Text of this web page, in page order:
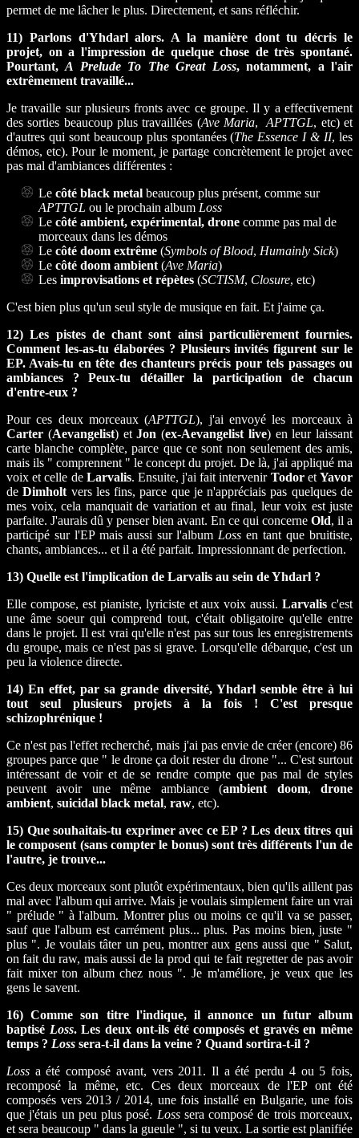
permet de me lâcher le plus. Directement, et sans réfléchir.
11) Parlons d'Yhdarl alors. A la manière dont tu décris le
projet, on a l'impression de quelque chose de très spontané.
Pourtant,A Prelude To The Great Loss, notamment, a l'air
extrêmement travaillé...
Je travaille sur plusieurs fronts avec ce groupe. Il y a effectivement
des sorties beaucoup plus travaillées (Ave Maria,APTTGL, etc) et
d'autres qui sont beaucoup plus spontanées (The Essence I & II, les
démos, etc). Pour le moment, je partage concrètement le projet avec
pas mal d'ambiances différentes :
Le côté black metal beaucoup plus présent, comme sur
APTTGL ou le prochain album Loss
Le côté ambient, expérimental, drone comme pas mal de
morceaux dans les démos
Le côté doom extrême (Symbols of Blood, Humainly Sick)
Le côté doom ambient (Ave Maria)
Les improvisations et répètes (SCTISM, Closure, etc)
C'est bien plus qu'un seul style de musique en fait. Et j'aime ça.
12) Les pistes de chant sont ainsi particulièrement fournies.
Comment les-as-tu élaborées ? Plusieurs invités figurent sur le
EP. Avais-tu en tête des chanteurs précis pour tels passages ou
ambiances ? Peux-tu détailler la participation de chacun
d'entre-eux ?
Pour ces deux morceaux (APTTGL), j'ai envoyé les morceaux à
Carter (Aevangelist) etJon (ex-Aevangelist live) en leur laissant
carte blanche complète, parce que ce sont non seulement des amis,
mais ils " comprennent " le concept du projet. De là, j'ai appliqué ma
voix et celle de Larvalis. Ensuite, j'ai fait intervenir TodoretYavor
deDimholt vers les fins, parce que je n'appréciais pas quelques de
mes voix, cela manquait de variation et au final, leur voix est juste
parfaite. J'aurais dû y penser bien avant. En ce qui concerne Old, il a
participé sur l'EP mais aussi sur l'album Loss en tant que bruitiste,
chants, ambiances... et il a été parfait. Impressionnant de perfection.
13) Quelle est l'implication de Larvalis au sein de Yhdarl ?
Elle compose, est pianiste, lyriciste et aux voix aussi.Larvalis c'est
une âme soeur qui comprend tout, c'était obligatoire qu'elle entre
dans le projet. Il est vrai qu'elle n'est pas sur tous les enregistrements
du groupe, mais ce n'est pas si grave. Lorsqu'elle débarque, c'est un
peu la violence directe.
14) En effet, par sa grande diversité, Yhdarl semble être à lui
tout seul plusieurs projets à la fois ! C'est presque
schizophrénique !
Ce n'est pas l'effet recherché, mais j'ai pas envie de créer (encore) 86
groupes parce que " le drone ça doit rester du drone "... C'est surtout
intéressant de voir et de se rendre compte que pas mal de styles
peuvent avoir une même ambiance (ambient doom,drone
ambient, suicidal black metal, raw, etc).
15) Que souhaitais-tu exprimer avec ce EP ? Les deux titres qui
le composent (sans compter le bonus) sont très différents l'un de
l'autre, je trouve...
Ces deux morceaux sont plutôt expérimentaux, bien qu'ils aillent pas
mal avec l'album qui arrive. Mais je voulais simplement faire un vrai
" prélude " à l'album. Montrer plus ou moins ce qu'il va se passer,
sauf que l'album est carrément plus... plus. Pas moins bien, juste "
plus ". Je voulais tâter un peu, montrer aux gens aussi que " Salut,
on fait du raw, mais aussi de la prod qui te fait regretter de pas avoir
fait mixer ton album chez nous ". Je m'améliore, je veux que les
gens le savent.
16) Comme son titre l'indique, il annonce un futur album
baptisé Loss. Les deux ont-ils été composés et gravés en même
temps ? Loss sera-t-il dans la veine ? Quand sortira-t-il ?
Loss a été composé avant, vers 2011. Il a été perdu 4 ou 5 fois,
recomposé la même, etc. Ces deux morceaux de l'EP ont été
composés vers 2013 / 2014, une fois installé en Bulgarie, une fois
que j'étais un peu plus posé. Losssera composé de trois morceaux,
et sera beaucoup " dans la gueule ", si tu veux. La sortie est planifiée